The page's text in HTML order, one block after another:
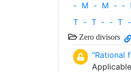
- M - M - ‐
T - T ‐ - T -
Zero divisors
"Rational